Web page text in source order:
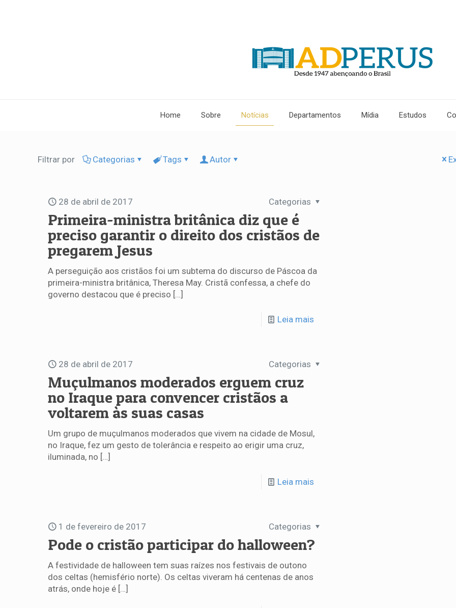
Home Sobre Notícias Departamentos Mídia Estudos
Filtrar por Categorias Tags Autor
28 de abril de 2017 Categorias
Primeira-ministra britânica diz que é
preciso garantir o direito dos cristãos de
pregarem Jesus
A perseguição aos cristãos foi um subtema do discurso de Páscoa da
primeira-ministra britânica, Theresa May. Cristã confessa, a chefe do
governo destacou que é preciso […]
Leia mais
28 de abril de 2017 Categorias
Muçulmanos moderados erguem cruz
no Iraque para convencer cristãos a
voltarem às suas casas
Um grupo de muçulmanos moderados que vivem na cidade de Mosul,
no Iraque, fez um gesto de tolerância e respeito ao erigir uma cruz,
iluminada, no […]
Leia mais
1 de fevereiro de 2017 Categorias
Pode o cristão participar do halloween?
A festividade de halloween tem suas raízes nos festivais de outono
dos celtas (hemisfério norte). Os celtas viveram há centenas de anos
atrás, onde hoje é […]